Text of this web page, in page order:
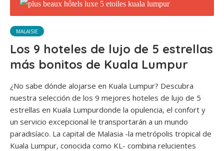
MALAISIE
Los 9 hoteles de lujo de 5 estrellas
más bonitos de Kuala Lumpur
¿No sabe dónde alojarse en Kuala Lumpur? Descubra
nuestra selección de los 9 mejores hoteles de lujo de 5
estrellas en Kuala Lumpurdonde la opulencia, el confort y
un servicio excepcional le transportarán a un mundo
paradisíaco. La capital de Malasia -la metrópolis tropical de
Kuala Lumpur, conocida como KL- combina relucientes